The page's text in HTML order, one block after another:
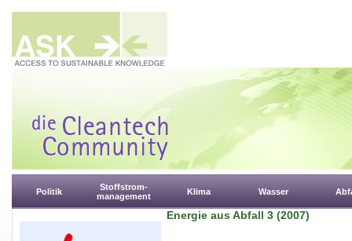
Politik
Stoffstrom-
management
Klima Wasser
Energie aus Abfall 3 (2007)